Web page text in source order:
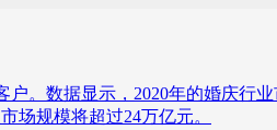
。数据显示，2020年的婚庆行
场规模将超过24万亿元。